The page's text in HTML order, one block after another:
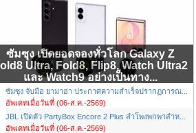
ซัมซุง เปิดยอดจองทั่วโลก Galaxy Z
Ultra, Fold8, Flip8, Watch Ultra2
และ Watch9 อย่างเป็นทาง...
ซัมซุง จับมือ ยามาฮ่า ประกาศความสำเร็จปรากฏการณ...
อัพเดทเมื่อวันที่ (06-ส.ค.-2569)
JBL เปิดตัว PartyBox Encore 2 Plus ลำโพงพกพาสำห...
อัพเดทเมื่อวันที่ (06-ส.ค.-2569)